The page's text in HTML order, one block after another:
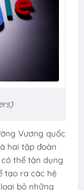
Vương quốc
hai tập đoàn
thể tận dụng
tạo ra các hệ
bỏ những